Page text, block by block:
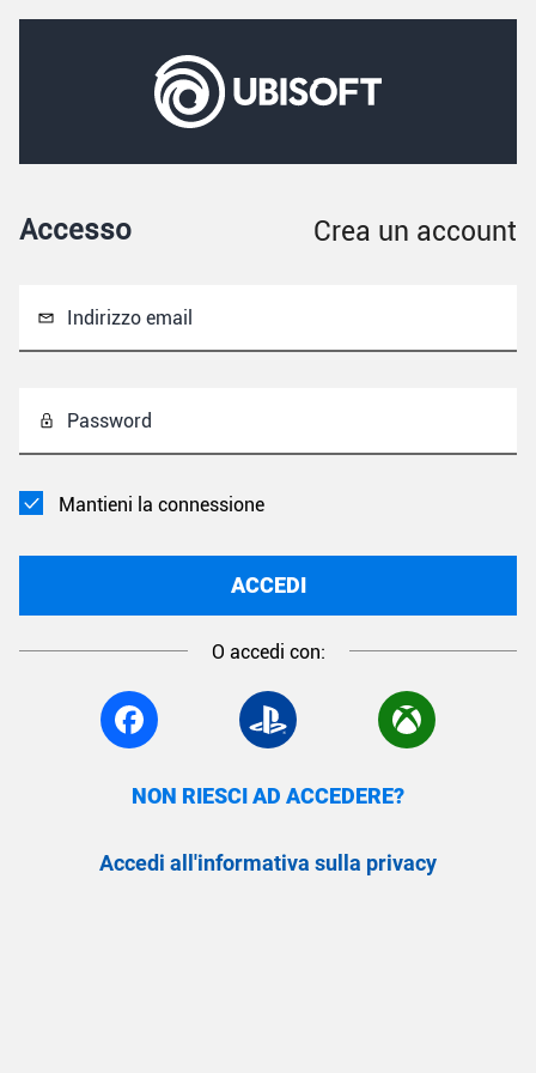
Accesso Crea un account
Indirizzo email
Password
Mantieni la connessione
ACCEDI
O accedi con:
NON RIESCI AD ACCEDERE?
Accedi all'informativa sulla privacy